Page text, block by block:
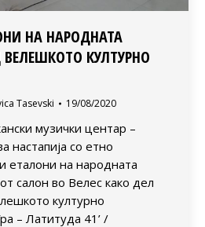
НА НАРОДНАТА
КУЛТУРНО
Tasevski 19/08/2020
музички центар –
настапија со етно
еталони на народната
салон во Велес како дел
културно
– Латитуда 41’ /